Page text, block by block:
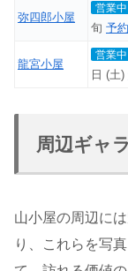
弥四郎小屋
営業中
旬 予約
龍宮小屋
営業中
日 (土)
周辺ギャ
山小屋の周辺に
り、これらを写